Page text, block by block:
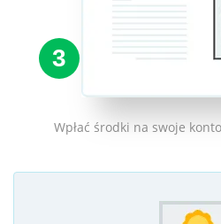
3
Wpłać środki na swoje